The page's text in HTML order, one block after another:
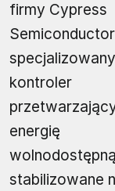
firmy Cypress
specjalizowany
kontroler
energię
stabilizowane